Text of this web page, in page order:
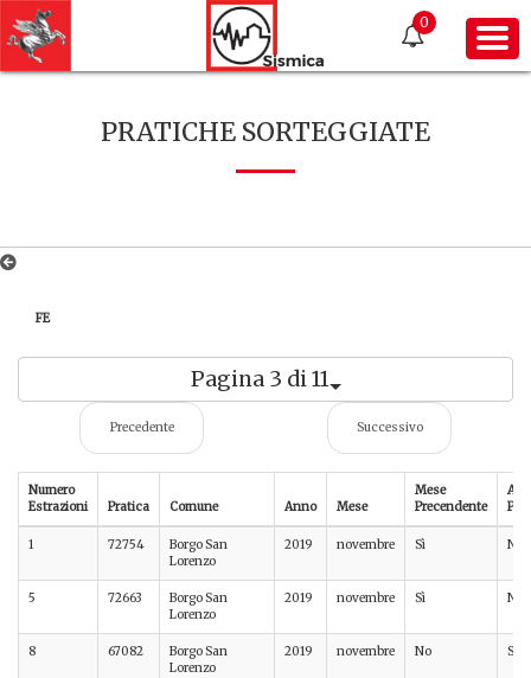
0
PRATICHE SORTEGGIATE
FE
Pagina 3 di 11
Precedente Successivo
Numero
Estrazioni
Pratica Comune Anno Mese
Mese
Precendente
1 72754
Borgo San
Lorenzo
2019 novembre Sì No
5 72663
Borgo San
Lorenzo
2019 novembre Sì No
8 67082
Borgo San
Lorenzo
2019 novembre No Sì